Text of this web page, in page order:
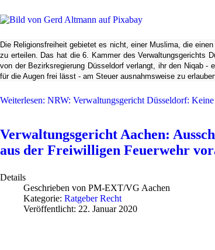
Die Religionsfreiheit gebietet es nicht, einer Muslima, die
zu erteilen. Das hat die 6. Kammer des Verwaltungsgerichts
von der Bezirksregierung Düsseldorf verlangt, ihr den Niqab
für die Augen frei lässt - am Steuer ausnahmsweise zu
Weiterlesen: NRW: Verwaltungsgericht Düsseldorf:
Verwaltungsgericht Aachen:
aus der Freiwilligen Feuerwehr
Details
Geschrieben von PM-EXT/VG Aachen
Kategorie: Ratgeber Recht
Veröffentlicht: 22. Januar 2020